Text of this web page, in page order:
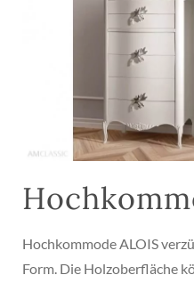
Hochkommode ALOIS
Form. Die Holzoberfläche